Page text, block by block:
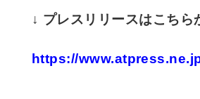
↓ プレスリリースはこちら
https://